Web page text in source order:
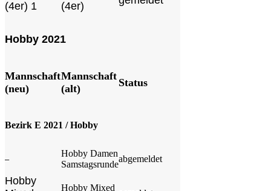
(4er) 1
(4er)
Hobby 2021
Mannschaft
(neu)
Mannschaft
(alt)
Status
Bezirk E 2021 / Hobby
–
Hobby Damen
Samstagsrunde
abgemeldet
Hobby
Hobby Mixed